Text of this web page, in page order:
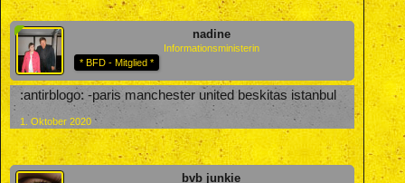
nadine
Informationsministerin
* BFD - Mitglied *
:antirblogo: -paris manchester united beskitas istanbul
1. Oktober 2020
bvb junkie